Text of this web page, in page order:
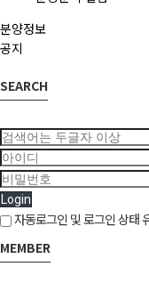
분양정보
공지
SEARCH
Login
자동로그인 및 로그인 상태
MEMBER